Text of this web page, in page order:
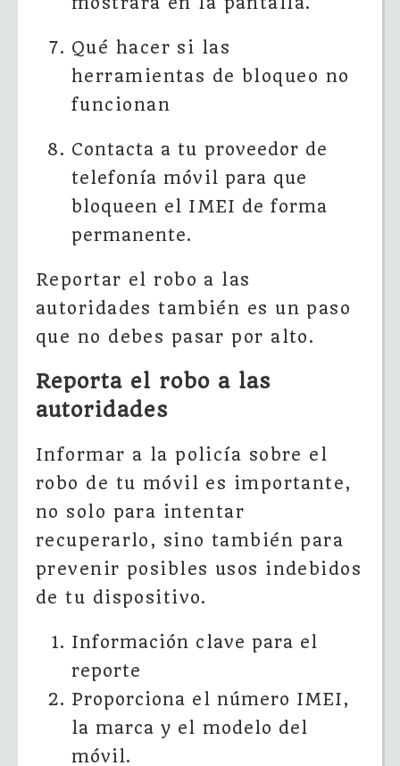
Qué hacer si las
herramientas de bloqueo no
funcionan
Contacta a tu proveedor de
telefonía móvil para que
bloqueen el IMEI de forma
permanente.
Reportar el robo a las
autoridades también es un paso
que no debes pasar por alto.
Reporta el robo a las
autoridades
Informar a la policía sobre el
robo de tu móvil es importante,
no solo para intentar
recuperarlo, sino también para
prevenir posibles usos indebidos
de tu dispositivo.
Información clave para el
reporte
Proporciona el número IMEI,
la marca y el modelo del
móvil.